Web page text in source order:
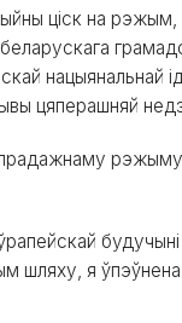
ціск на
нацыянальнай
цяперашняй
будучыні
шляху, я